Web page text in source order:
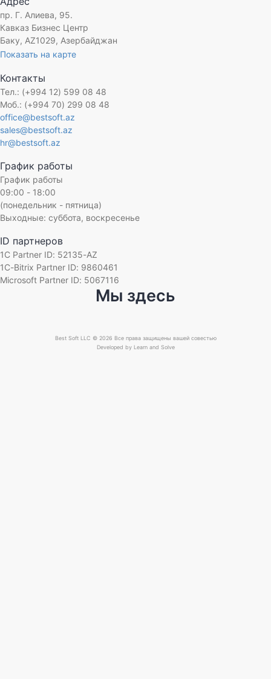
пр. Г. Алиева, 95.
Кавказ Бизнес Центр
Баку, AZ1029, Азербайджан
Показать на карте
Контакты
Тел.: (+994 12) 599 08 48
Моб.: (+994 70) 299 08 48
office@bestsoft.az
sales@bestsoft.az
hr@bestsoft.az
График работы
График работы
09:00 - 18:00
(понедельник - пятница)
Выходные: суббота, воскресенье
ID партнеров
1C Partner ID: 52135-AZ
1C-Bitrix Partner ID: 9860461
Microsoft Partner ID: 5067116
Мы здесь
Best Soft LLC © 2026 Все права защищены вашей совестью
Developed by Learn and Solve